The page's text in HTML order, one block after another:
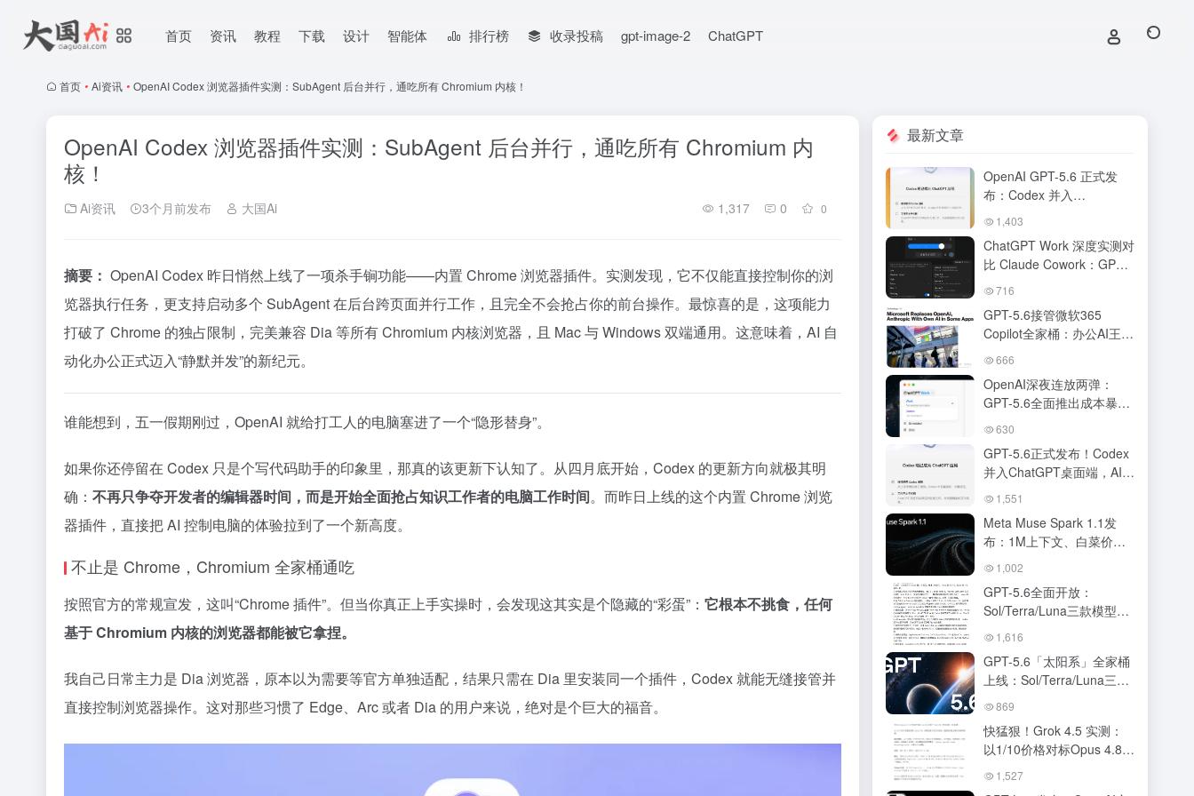
首页 资讯 教程 下载 设计 智能体 排行榜 收录投稿 gpt-image-2 ChatGPT
首页 • Ai资讯 • OpenAI Codex 浏览器插件实测：SubAgent 后台并行，通吃所有 Chromium 内核！
OpenAI Codex 浏览器插件实测：SubAgent 后台并行，通吃所有 Chromium 内
核！
Ai资讯 3个月前发布 大国Ai 1,317 0 0
摘要： OpenAI Codex 昨日悄然上线了一项杀手锏功能——内置 Chrome 浏览器插件。实测发现，它不仅能直接控制你的浏
览器执行任务，更支持启动多个 SubAgent 在后台跨页面并行工作，且完全不会抢占你的前台操作。最惊喜的是，这项能力
打破了 Chrome 的独占限制，完美兼容 Dia 等所有 Chromium 内核浏览器，且 Mac 与 Windows 双端通用。这意味着，AI 自
动化办公正式迈入“静默并发”的新纪元。
谁能想到，五一假期刚过，OpenAI 就给打工人的电脑塞进了一个“隐形替身”。
如果你还停留在 Codex 只是个写代码助手的印象里，那真的该更新下认知了。从四月底开始，Codex 的更新方向就极其明
确： 不再只争夺开发者的编辑器时间，而是开始全面抢占知识工作者的电脑工作时间。而昨日上线的这个内置 Chrome 浏览
器插件，直接把 AI 控制电脑的体验拉到了一个新高度。
不止是 Chrome，Chromium 全家桶通吃
按照官方的常规宣发，这叫“Chrome 插件”。但当你真正上手实操时，会发现这其实是个隐藏的“彩蛋”： 它根本不挑食，任何
基于 Chromium 内核的浏览器都能被它拿捏。
我自己日常主力是 Dia 浏览器，原本以为需要等官方单独适配，结果只需在 Dia 里安装同一个插件，Codex 就能无缝接管并
直接控制浏览器操作。这对那些习惯了 Edge、Arc 或者 Dia 的用户来说，绝对是个巨大的福音。
最新文章
OpenAI GPT-5.6 正式发
布：Codex 并入
ChatGPT，新版桌面端打
造「AI工作台」全解析
1,403
ChatGPT Work 深度实测对
比 Claude Cowork：GPT-
5.6 驱动下 OpenAI 真追上
极对决
716
GPT-5.6接管微软365
Copilot全家桶：办公AI王座
易主，DeepSWE跑分碾压
Agent塞进手机
666
OpenAI深夜连放两弹：
GPT-5.6全面推出成本暴打
Fable-5，ChatGPT与
630
GPT-5.6正式发布！Codex
并入ChatGPT桌面端，AI超
级应用时代正式开启
1,551
Meta Muse Spark 1.1发
布：1M上下文、白菜价
API，跑分接近Opus 4.8与
GPT-5.5
1,002
GPT-5.6全面开放：
Sol/Terra/Luna三款模型、
定价、性能跑分、
ChatGPT Work 全解读
1,616
GPT-5.6「太阳系」全家桶
上线：Sol/Terra/Luna三档
定价，ChatGPT与Codex合
Fable 5
869
快猛狠！Grok 4.5 实测：
以1/10价格对标Opus 4.8的
编程新王
1,527